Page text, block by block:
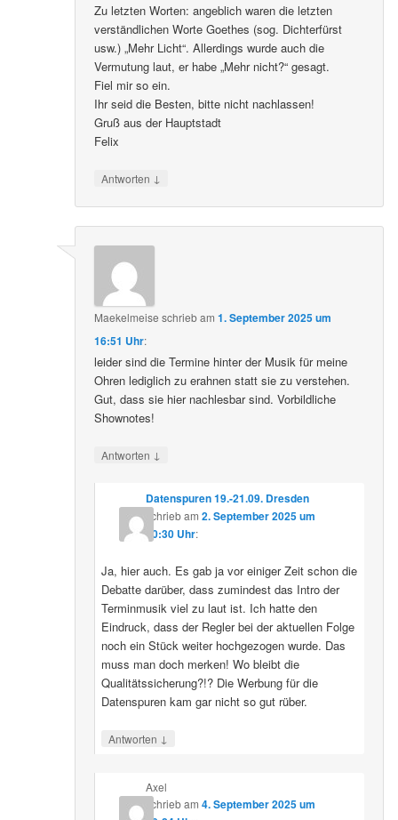
Zu letzten Worten: angeblich waren die letzten
verständlichen Worte Goethes (sog. Dichterfürst
usw.) „Mehr Licht“. Allerdings wurde auch die
Vermutung laut, er habe „Mehr nicht?“ gesagt.
Fiel mir so ein.
Ihr seid die Besten, bitte nicht nachlassen!
Gruß aus der Hauptstadt
Felix
Antworten ↓
Maekelmeise schriebam1. September 2025 um
16:51 Uhr:
leider sind die Termine hinter der Musik für meine
Ohren lediglich zu erahnen statt sie zu verstehen.
Gut, dass sie hier nachlesbar sind. Vorbildliche
Shownotes!
Antworten ↓
Datenspuren 19.-21.09. Dresden
schriebam 2. September 2025 um
10:30 Uhr:
Ja, hier auch. Es gab ja vor einiger Zeit schon die
Debatte darüber, dass zumindest das Intro der
Terminmusik viel zu laut ist. Ich hatte den
Eindruck, dass der Regler bei der aktuellen Folge
noch ein Stück weiter hochgezogen wurde. Das
muss man doch merken! Wo bleibt die
Qualitätssicherung?!? Die Werbung für die
Datenspuren kam gar nicht so gut rüber.
Antworten ↓
Axel
schriebam 4. September 2025 um